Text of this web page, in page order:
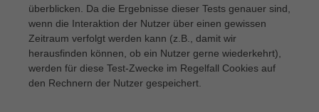
überblicken. Da die Ergebnisse dieser Tests genauer sind,
wenn die Interaktion der Nutzer über einen gewissen
Zeitraum verfolgt werden kann (z.B., damit wir
herausfinden können, ob ein Nutzer gerne wiederkehrt),
werden für diese Test-Zwecke im Regelfall Cookies auf
den Rechnern der Nutzer gespeichert.